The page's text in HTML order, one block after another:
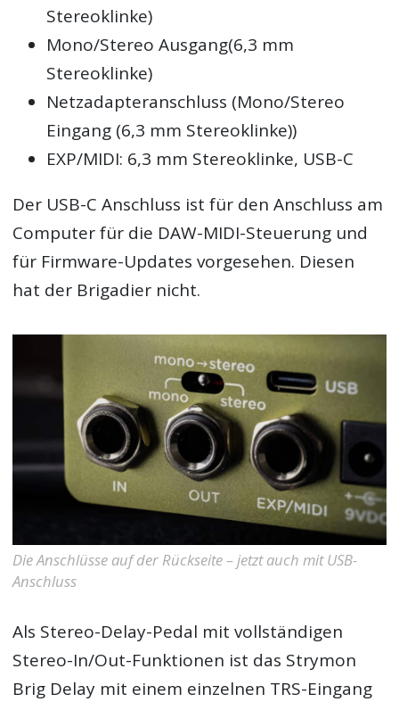
Stereoklinke)
Mono/Stereo Ausgang(6,3 mm
Stereoklinke)
Netzadapteranschluss (Mono/Stereo
Eingang (6,3 mm Stereoklinke))
EXP/MIDI: 6,3 mm Stereoklinke, USB-C
Der USB-C Anschluss ist für den Anschluss am
Computer für die DAW-MIDI-Steuerung und
für Firmware-Updates vorgesehen. Diesen
hat der Brigadier nicht.
Die Anschlüsse auf der Rückseite – jetzt auch mit USB-
Anschluss
Als Stereo-Delay-Pedal mit vollständigen
Stereo-In/Out-Funktionen ist das Strymon
Brig Delay mit einem einzelnen TRS-Eingang